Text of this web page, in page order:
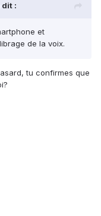
dit :
et
de la voix.
tu confirmes que